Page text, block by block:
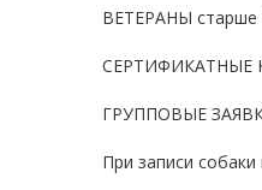
ВЕТЕРАНЫ
СЕРТИФИКАТНЫЕ
ГРУППОВЫЕ
При записи